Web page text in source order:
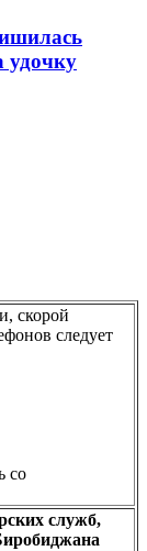
удочку
скорой
следует
со
служб,